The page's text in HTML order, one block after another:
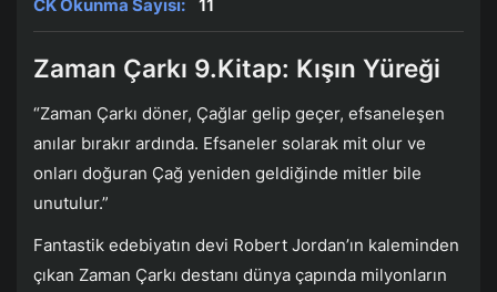
CK Okunma Sayısı:
11
Zaman Çarkı 9.Kitap: Kışın Yüreği
“Zaman Çarkı döner, Çağlar gelip geçer, efsaneleşen
anılar bırakır ardında. Efsaneler solarak mit olur ve
onları doğuran Çağ yeniden geldiğinde mitler bile
unutulur.”
Fantastik edebiyatın devi Robert Jordan’ın kaleminden
çıkan Zaman Çarkı destanı dünya çapında milyonların